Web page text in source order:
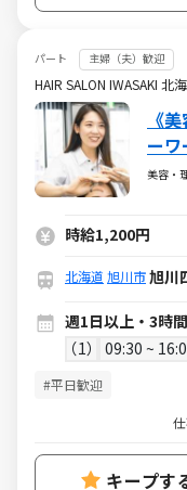
パート 主婦（夫）歓迎
HAIR SALON IWASAKI 北
《
ー
代が
美容・
時給1,200円
北海道 旭川市旭川
週1日以上・3時
1
09:30 ~
#平日歓迎
キープす